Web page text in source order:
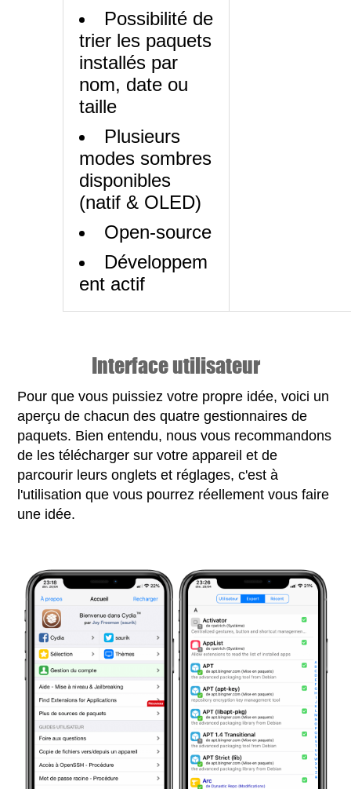
Possibilité de
trier les paquets
installés par
nom, date ou
taille
Plusieurs
modes sombres
disponibles
(natif & OLED)
Open-source
Développem
ent actif
Interface utilisateur
Pour que vous puissiez votre propre idée, voici un
aperçu de chacun des quatre gestionnaires de
paquets. Bien entendu, nous vous recommandons
de les télécharger sur votre appareil et de
parcourir leurs onglets et réglages, c'est à
l'utilisation que vous pourrez réellement vous faire
une idée.